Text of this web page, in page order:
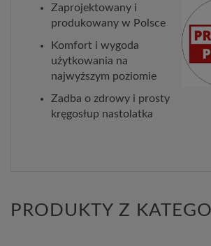
Zaprojektowany i
produkowany w Polsce
Komfort i wygoda
użytkowania na
najwyższym poziomie
Zadba o zdrowy i prosty
kręgosłup nastolatka
PRODUKTY Z